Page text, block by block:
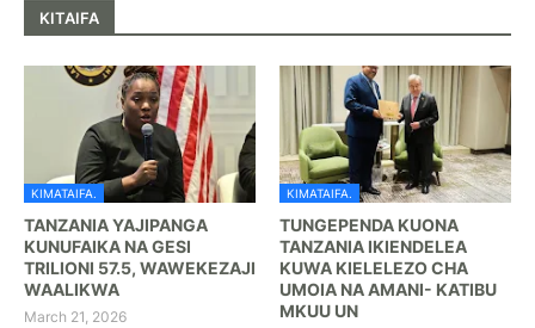
KITAIFA
KIMATAIFA.
TANZANIA YAJIPANGA
KUNUFAIKA NA GESI
TRILIONI 57.5, WAWEKEZAJI
WAALIKWA
March 21, 2026
KIMATAIFA.
TUNGEPENDA KUONA
TANZANIA IKIENDELEA
KUWA KIELELEZO CHA
UMOIA NA AMANI- KATIBU
MKUU UN